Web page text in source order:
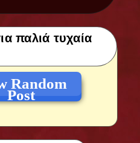
παλιά τυχαία
Random
Post